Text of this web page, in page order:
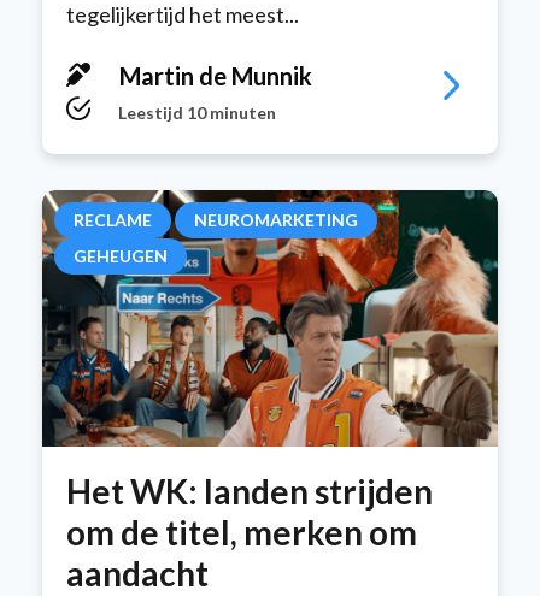
tegelijkertijd het meest...
Martin de Munnik
Leestijd 10 minuten
RECLAME
NEUROMARKETING
GEHEUGEN
Het WK: landen strijden
om de titel, merken om
aandacht